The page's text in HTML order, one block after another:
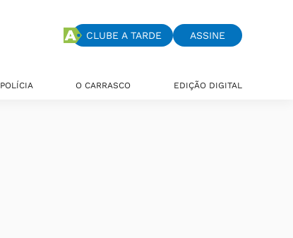
CLUBE A TARDE ASSINE
POLÍCIA O CARRASCO EDIÇÃO DIGITAL